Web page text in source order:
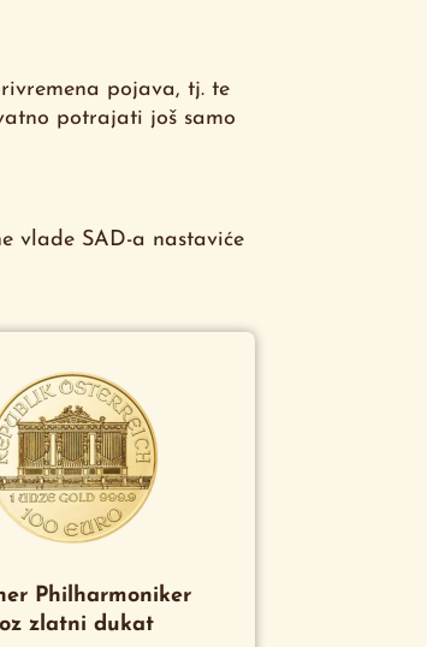
pojava, tj. te
potrajati još samo
vlade SAD-a nastaviće
Philharmoniker
zlatni dukat